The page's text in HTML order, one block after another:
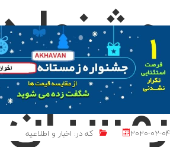
زمستان
2020-02-04 که در: اخبار و اطلاعیه